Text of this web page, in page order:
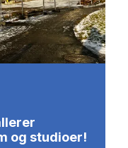
og studioer!